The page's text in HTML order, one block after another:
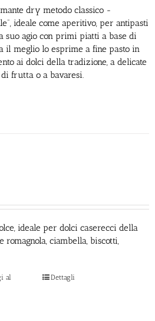
dry metodo classico -
ideale come aperitivo, per antipasti
suo agio con primi piatti a base di
il meglio lo esprime a fine pasto in
ai dolci della tradizione, a delicate
frutta o a bavaresi.
ideale per dolci caserecci della
romagnola, ciambella, biscotti,
al
Dettagli